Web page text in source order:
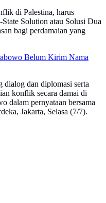
di Palestina, harus
Solution atau Solusi Dua
bagi perdamaian yang
Belum Kirim Nama
dialog dan diplomasi serta
konflik secara damai di
dalam pernyataan bersama
Jakarta, Selasa (7/7).